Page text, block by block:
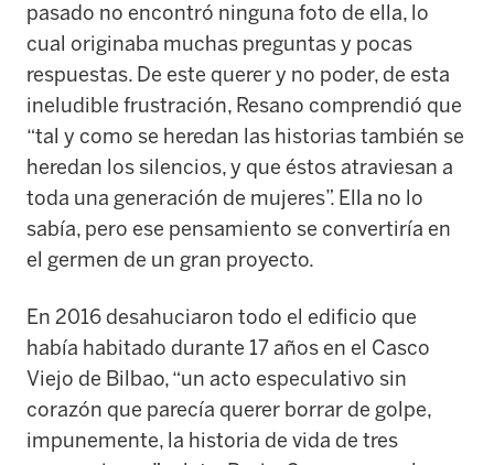
pasado no encontró ninguna foto de ella, lo
cual originaba muchas preguntas y pocas
respuestas. De este querer y no poder, de esta
ineludible frustración, Resano comprendió que
“tal y como se heredan las historias también se
heredan los silencios, y que éstos atraviesan a
toda una generación de mujeres”. Ella no lo
sabía, pero ese pensamiento se convertiría en
el germen de un gran proyecto.
En 2016 desahuciaron todo el edificio que
había habitado durante 17 años en el Casco
Viejo de Bilbao, “un acto especulativo sin
corazón que parecía querer borrar de golpe,
impunemente, la historia de vida de tres